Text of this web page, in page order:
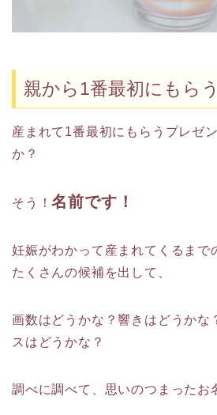
親から1番最初にもら
産まれて1番最初にもらうプレゼ
か？
そう！名前です！
妊娠がわかって産まれてくるまで
たくさんの候補を出して、
画数はどうかな？響きはどうかな
スはどうかな？
調べに調べて、思いのつまった